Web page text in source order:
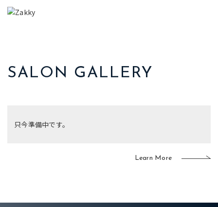
SALON GALLERY
只今準備中です。
Learn More